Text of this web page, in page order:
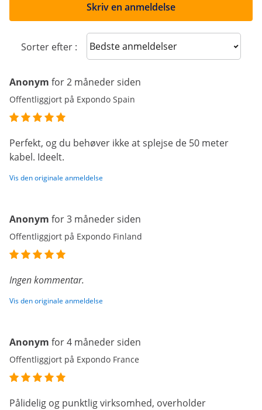
Skriv en anmeldelse
Sorter efter : Sort reviews
Anonym for 2 måneder siden
Offentliggjort på Expondo Spain
Perfekt, og du behøver ikke at splejse de 50 meter
kabel. Ideelt.
Vis den originale anmeldelse
Anonym for 3 måneder siden
Offentliggjort på Expondo Finland
Ingen kommentar.
Vis den originale anmeldelse
Anonym for 4 måneder siden
Offentliggjort på Expondo France
Pålidelig og punktlig virksomhed, overholder